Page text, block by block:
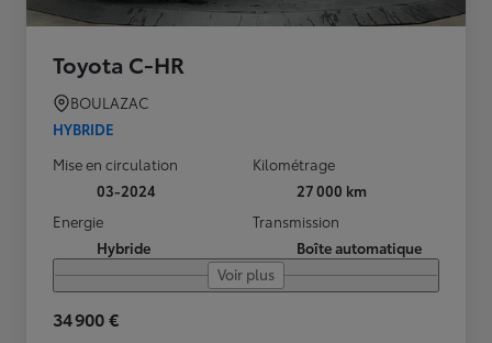
Toyota C-HR
BOULAZAC
HYBRIDE
Mise en circulation
03-2024
Kilométrage
27 000 km
Energie
Hybride
Transmission
Boîte automatique
Voir plus
34 900 €